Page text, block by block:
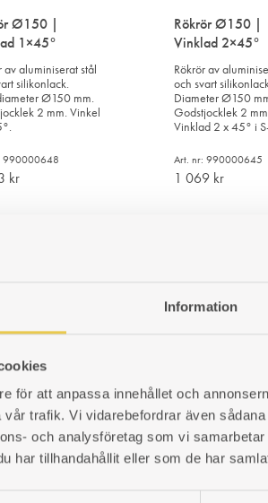
Information
för att anpassa innehållet och
trafik. Vi vidarebefordrar även
och analysföretag som vi
har tillhandahållit eller som de har
Ø150 |
1×45°
av aluminiserat stål
silikonlack.
Ø150 mm.
2 mm. Vinkel
990000648
kr
Rökrör Ø150 |
Vinklad 2×45°
Rökrör av
och svart
Diameter Ø150
Godstjocklek 2
Vinklad 2 x 45° i
Art. nr: 990000645
1 069 kr
Ø150 |
2×45°|
med sotlucka.
stål och svart
För rökrör med
mellan Ø140 och
vinklad 45°
546